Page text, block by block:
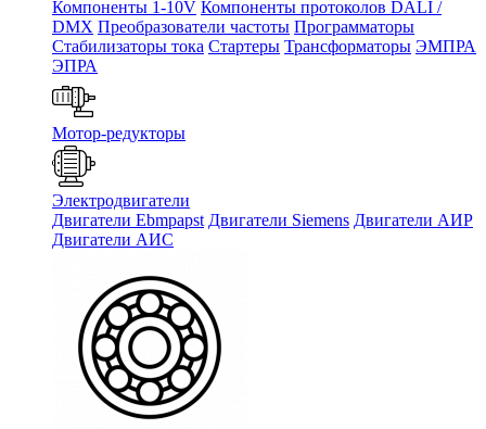
Компоненты 1-10V Компоненты протоколов DALI /
DMX Преобразователи частоты Программаторы
Стабилизаторы тока Стартеры Трансформаторы ЭМПРА
ЭПРА
Мотор-редукторы
Электродвигатели
Двигатели Ebmpapst Двигатели Siemens Двигатели АИР
Двигатели АИС